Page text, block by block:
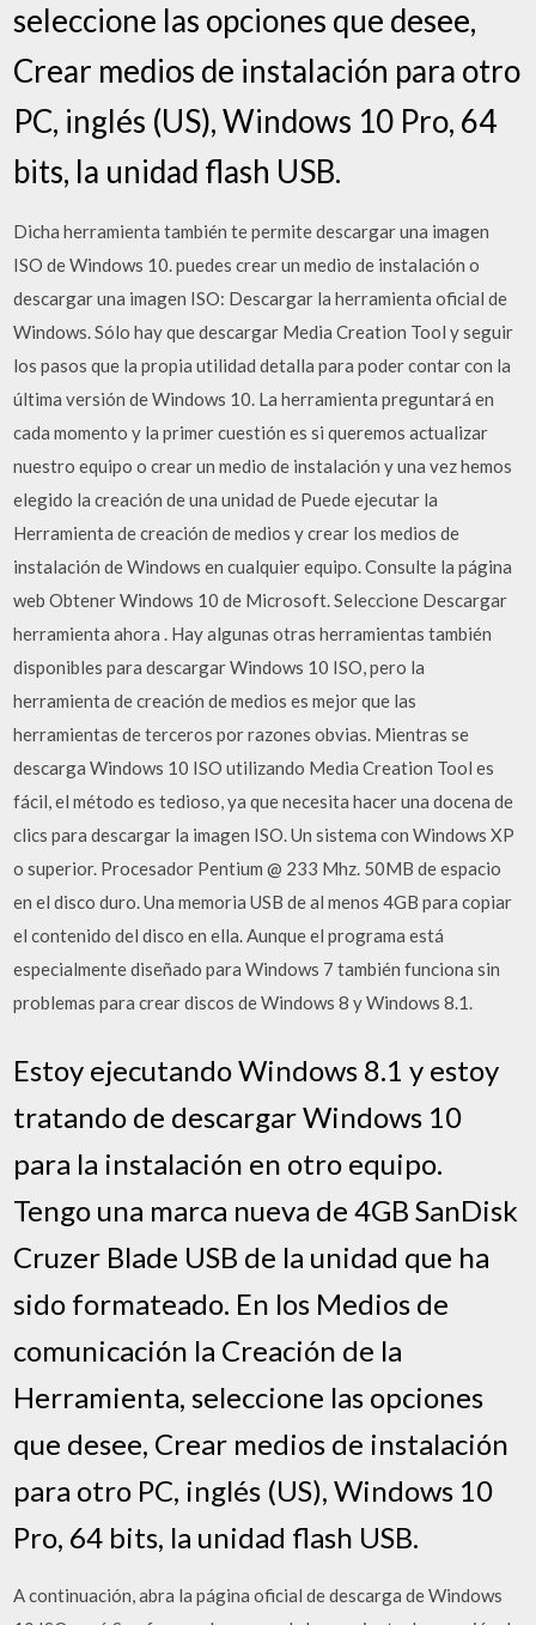
seleccione las opciones que desee,
Crear medios de instalación para otro
PC, inglés (US), Windows 10 Pro, 64
bits, la unidad flash USB.
Dicha herramienta también te permite descargar una imagen
ISO de Windows 10. puedes crear un medio de instalación o
descargar una imagen ISO: Descargar la herramienta oficial de
Windows. Sólo hay que descargar Media Creation Tool y seguir
los pasos que la propia utilidad detalla para poder contar con la
última versión de Windows 10. La herramienta preguntará en
cada momento y la primer cuestión es si queremos actualizar
nuestro equipo o crear un medio de instalación y una vez hemos
elegido la creación de una unidad de Puede ejecutar la
Herramienta de creación de medios y crear los medios de
instalación de Windows en cualquier equipo. Consulte la página
web Obtener Windows 10 de Microsoft. Seleccione Descargar
herramienta ahora . Hay algunas otras herramientas también
disponibles para descargar Windows 10 ISO, pero la
herramienta de creación de medios es mejor que las
herramientas de terceros por razones obvias. Mientras se
descarga Windows 10 ISO utilizando Media Creation Tool es
fácil, el método es tedioso, ya que necesita hacer una docena de
clics para descargar la imagen ISO. Un sistema con Windows XP
o superior. Procesador Pentium @ 233 Mhz. 50MB de espacio
en el disco duro. Una memoria USB de al menos 4GB para copiar
el contenido del disco en ella. Aunque el programa está
especialmente diseñado para Windows 7 también funciona sin
problemas para crear discos de Windows 8 y Windows 8.1.
Estoy ejecutando Windows 8.1 y estoy
tratando de descargar Windows 10
para la instalación en otro equipo.
Tengo una marca nueva de 4GB SanDisk
Cruzer Blade USB de la unidad que ha
sido formateado. En los Medios de
comunicación la Creación de la
Herramienta, seleccione las opciones
que desee, Crear medios de instalación
para otro PC, inglés (US), Windows 10
Pro, 64 bits, la unidad flash USB.
A continuación, abra la página oficial de descarga de Windows